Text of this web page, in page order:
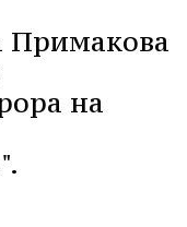
Примакова
на